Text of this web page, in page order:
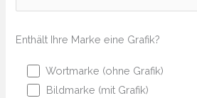
Enthält Ihre Marke eine Grafik?
Wortmarke (ohne Grafik)
Bildmarke (mit Grafik)